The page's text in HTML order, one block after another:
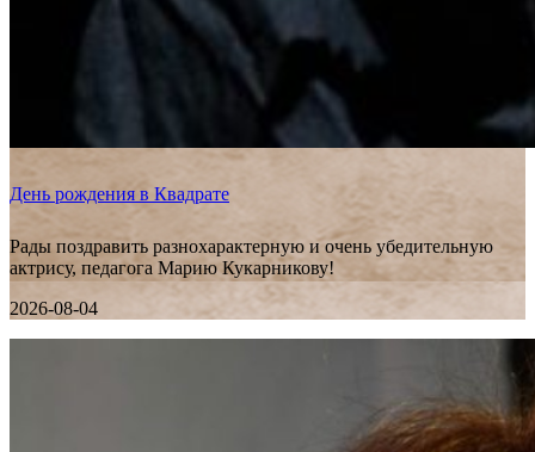
День рождения в Квадрате
Рады поздравить разнохарактерную и очень убедительную
актрису, педагога Марию Кукарникову!
2026-08-04